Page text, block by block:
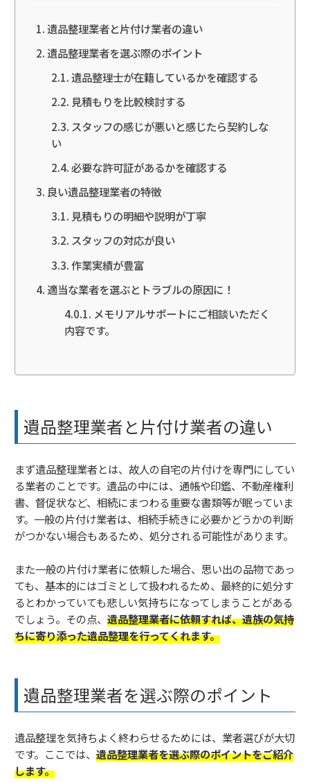
遺品整理業者と片付け業者の違い
遺品整理業者を選ぶ際のポイント
遺品整理士が在籍しているかを確認する
見積もりを比較検討する
スタッフの感じが悪いと感じたら契約しな
い
必要な許可証があるかを確認する
良い遺品整理業者の特徴
見積もりの明細や説明が丁寧
スタッフの対応が良い
作業実績が豊富
適当な業者を選ぶとトラブルの原因に！
メモリアルサポートにご相談いただく
内容です。
遺品整理業者と片付け業者の違い
まず遺品整理業者とは、故人の自宅の片付けを専門にしてい
る業者のことです。遺品の中には、通帳や印鑑、不動産権利
書、督促状など、相続にまつわる重要な書類等が眠っていま
す。一般の片付け業者は、相続手続きに必要かどうかの判断
がつかない場合もあるため、処分される可能性があります。
また一般の片付け業者に依頼した場合、思い出の品物であっ
ても、基本的にはゴミとして扱われるため、最終的に処分す
るとわかっていても悲しい気持ちになってしまうことがある
でしょう。その点、 遺品整理業者に依頼すれば、遺族の気持
ちに寄り添った遺品整理を行ってくれます。
遺品整理業者を選ぶ際のポイント
遺品整理を気持ちよく終わらせるためには、業者選びが大切
です。ここでは、 遺品整理業者を選ぶ際のポイントをご紹介
します。